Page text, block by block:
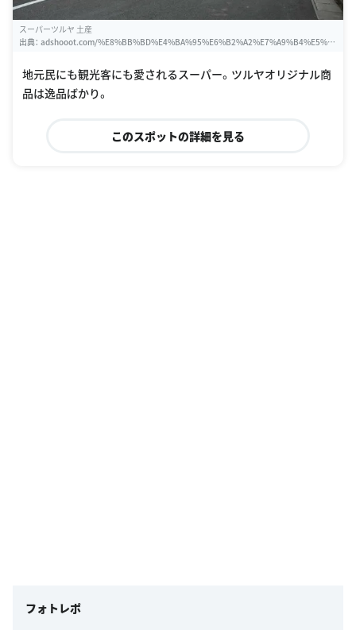
スーパーツルヤ 土産
出典： adshooot.com/%E8%BB%BD%E4%BA%95%E6%B2%A2%E7%A9%B4%E5%A
地元民にも観光客にも愛されるスーパー。ツルヤオリジナル商
品は逸品ばかり。
このスポットの詳細を見る
フォトレポ